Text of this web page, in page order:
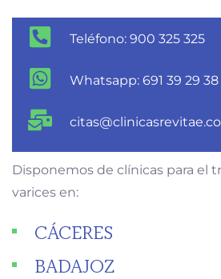
Teléfono: 900 325 325
Whatsapp: 691 39 29 38
Disponemos de clínicas para el
varices en:
CÁCERES
BADAJOZ